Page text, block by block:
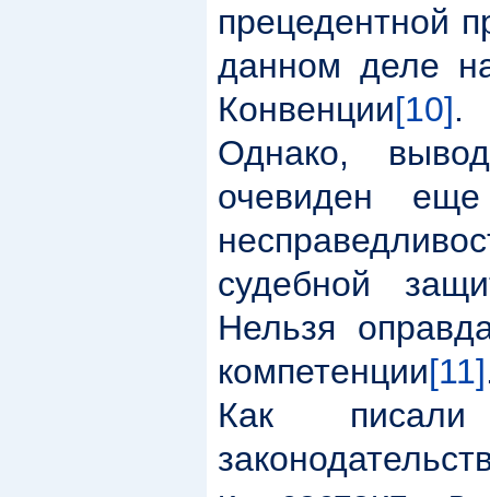
прецедентной
данном деле
Конвенции[10].
Однако,
очевиден
судебной
Нельзя
компетенции[11]
Как